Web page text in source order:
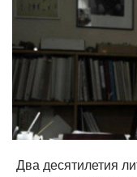
Два десятилетия